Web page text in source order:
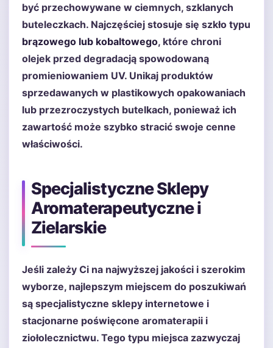
być przechowywane w ciemnych, szklanych
buteleczkach. Najczęściej stosuje się szkło typu
brązowego lub kobaltowego, które chroni
olejek przed degradacją spowodowaną
promieniowaniem UV. Unikaj produktów
sprzedawanych w plastikowych opakowaniach
lub przezroczystych butelkach, ponieważ ich
zawartość może szybko stracić swoje cenne
właściwości.
Specjalistyczne Sklepy
Aromaterapeutyczne i
Zielarskie
Jeśli zależy Ci na najwyższej jakości i szerokim
wyborze, najlepszym miejscem do poszukiwań
są specjalistyczne sklepy internetowe i
stacjonarne poświęcone aromaterapii i
ziołolecznictwu. Tego typu miejsca zazwyczaj